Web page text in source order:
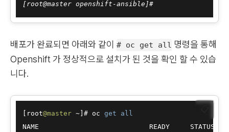
[root@master openshift-ansible]#
배포가 완료되면 아래와 같이 # oc get all 명령을 통해
Openshift 가 정상적으로 설치가 된 것을 확인 할 수 있습
니다.
[root@master ~]# oc get
all
NAME                           READY     STATUS